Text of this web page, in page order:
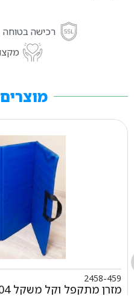
רכישה בטוחה
2458-459
מזרן מתקפל וקל משקל 200/070/004